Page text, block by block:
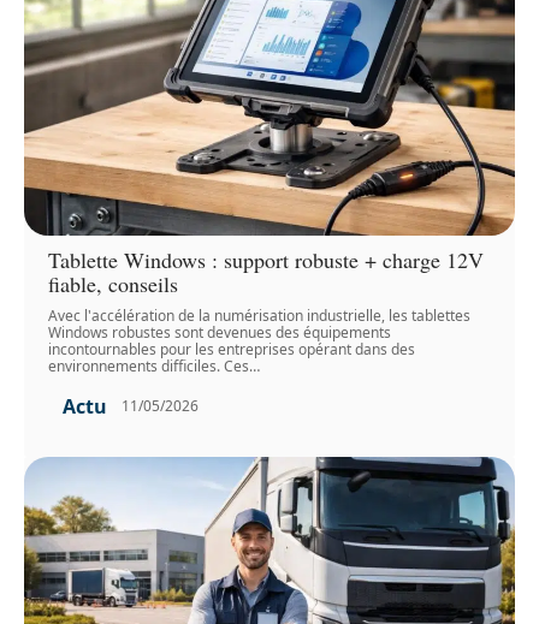
Tablette Windows : support robuste + charge 12V
fiable, conseils
Avec l'accélération de la numérisation industrielle, les tablettes
Windows robustes sont devenues des équipements
incontournables pour les entreprises opérant dans des
environnements difficiles. Ces…
Actu 11/05/2026